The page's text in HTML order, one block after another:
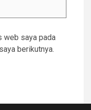
web saya pada
berikutnya.